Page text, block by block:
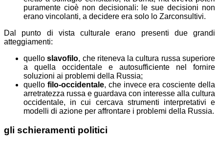
puramente cioè non decisionali: le sue decisioni non
erano vincolanti, a decidere era solo lo Zarconsultivi.
Dal punto di vista culturale erano presenti due grandi
atteggiamenti:
quelloslavofilo, che riteneva la cultura russa superiore
a quella occidentale e autosufficiente nel fornire
soluzioni ai problemi della Russia;
quello filo-occidentale, che invece era cosciente della
arretratezza russa e guardava con interesse alla cultura
occidentale, in cui cercava strumenti interpretativi e
modelli di azione per affrontare i problemi della Russia.
gli schieramenti politici